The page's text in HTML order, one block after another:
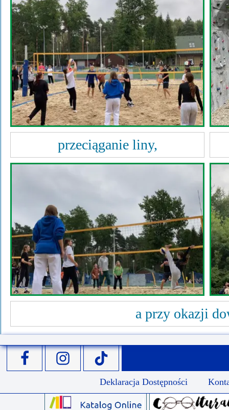
a przy okazji
przeciąganie liny,
Przerwy szkolne
Deklaracja Dostępności